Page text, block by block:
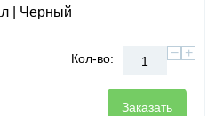
| Черный
Кол-во: +
−
Заказать